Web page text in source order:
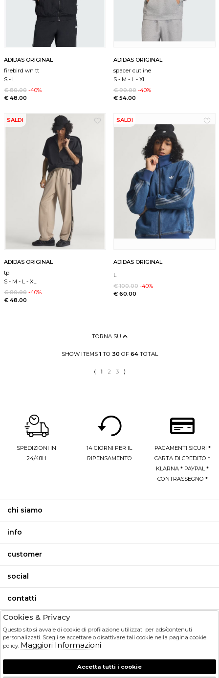
ADIDAS ORIGINAL
firebird wn tt
S -L
€ 80.00 -40%
€ 48.00
ADIDAS ORIGINAL
spacer cutline
S -M -L-XL
€ 90.00 -40%
€ 54.00
SALDI
ADIDAS ORIGINAL
tp
S -M -L-XL
€ 80.00 -40%
€ 48.00
SALDI
ADIDAS ORIGINAL
L
€ 100.00 -40%
€ 60.00
TORNA SU
SHOW ITEMS 1TO 30 OF 64TOTAL
⟨ 1 2 3 ⟩
SPEDIZIONI IN
24/48H
14 GIORNI PER IL
RIPENSAMENTO
PAGAMENTI SICURI *
CARTA DI CREDITO *
KLARNA * PAYPAL *
CONTRASSEGNO *
chi siamo
info
customer
social
contatti
HO LETTO ED ACCETTATO LE CONDIZIONI SULLA PRIVACY.
Cookies & Privacy
Questo sito si avvale di cookie di profilazione utilizzati per ads/contenuti
personalizzati. Scegli se accettare o disattivare tali cookie nella pagina cookie
policy. Maggiori Informazioni
Accetta tutti i cookie